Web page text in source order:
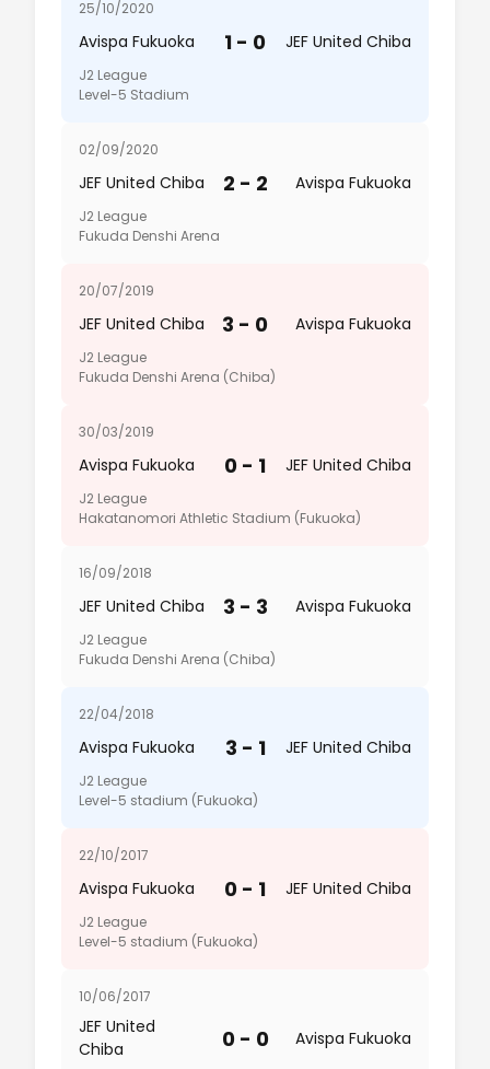
25/10/2020
Avispa Fukuoka 1 - 0 JEF United Chiba
J2 League
Level-5 Stadium
02/09/2020
JEF United Chiba 2 - 2 Avispa Fukuoka
J2 League
Fukuda Denshi Arena
20/07/2019
JEF United Chiba 3 - 0 Avispa Fukuoka
J2 League
Fukuda Denshi Arena (Chiba)
30/03/2019
Avispa Fukuoka 0 - 1 JEF United Chiba
J2 League
Hakatanomori Athletic Stadium (Fukuoka)
16/09/2018
JEF United Chiba 3 - 3 Avispa Fukuoka
J2 League
Fukuda Denshi Arena (Chiba)
22/04/2018
Avispa Fukuoka 3 - 1 JEF United Chiba
J2 League
Level-5 stadium (Fukuoka)
22/10/2017
Avispa Fukuoka 0 - 1 JEF United Chiba
J2 League
Level-5 stadium (Fukuoka)
10/06/2017
JEF United
Chiba
0 - 0 Avispa Fukuoka